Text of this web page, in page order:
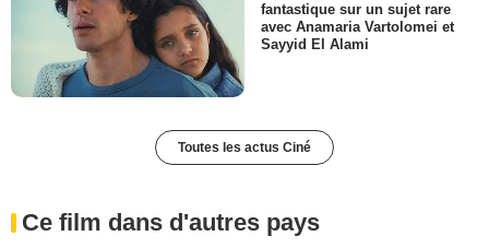
fantastique sur un sujet rare
avec Anamaria Vartolomei et
Sayyid El Alami
Toutes les actus Ciné
Ce film dans d'autres pays